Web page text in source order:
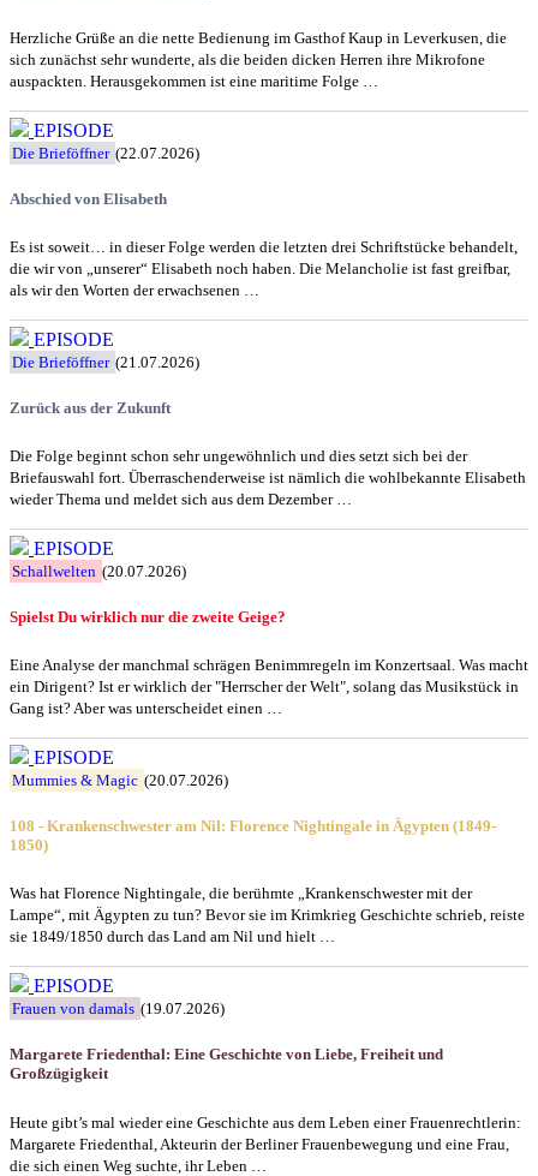
Herzliche Grüße an die nette Bedienung im Gasthof Kaup in Leverkusen, die
sich zunächst sehr wunderte, als die beiden dicken Herren ihre Mikrofone
auspackten. Herausgekommen ist eine maritime Folge …
EPISODE
Die Brieföffner (22.07.2026)
Abschied von Elisabeth
Es ist soweit… in dieser Folge werden die letzten drei Schriftstücke behandelt,
die wir von „unserer“ Elisabeth noch haben. Die Melancholie ist fast greifbar,
als wir den Worten der erwachsenen …
EPISODE
Die Brieföffner (21.07.2026)
Zurück aus der Zukunft
Die Folge beginnt schon sehr ungewöhnlich und dies setzt sich bei der
Briefauswahl fort. Überraschenderweise ist nämlich die wohlbekannte Elisabeth
wieder Thema und meldet sich aus dem Dezember …
EPISODE
Schallwelten (20.07.2026)
Spielst Du wirklich nur die zweite Geige?
Eine Analyse der manchmal schrägen Benimmregeln im Konzertsaal. Was macht
ein Dirigent? Ist er wirklich der "Herrscher der Welt", solang das Musikstück in
Gang ist? Aber was unterscheidet einen …
EPISODE
Mummies & Magic (20.07.2026)
108 - Krankenschwester am Nil: Florence Nightingale in Ägypten (1849-
1850)
Was hat Florence Nightingale, die berühmte „Krankenschwester mit der
Lampe“, mit Ägypten zu tun? Bevor sie im Krimkrieg Geschichte schrieb, reiste
sie 1849/1850 durch das Land am Nil und hielt …
EPISODE
Frauen von damals (19.07.2026)
Margarete Friedenthal: Eine Geschichte von Liebe, Freiheit und
Großzügigkeit
Heute gibt’s mal wieder eine Geschichte aus dem Leben einer Frauenrechtlerin:
Margarete Friedenthal, Akteurin der Berliner Frauenbewegung und eine Frau,
die sich einen Weg suchte, ihr Leben …